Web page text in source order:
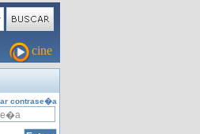
cine
contrase�a